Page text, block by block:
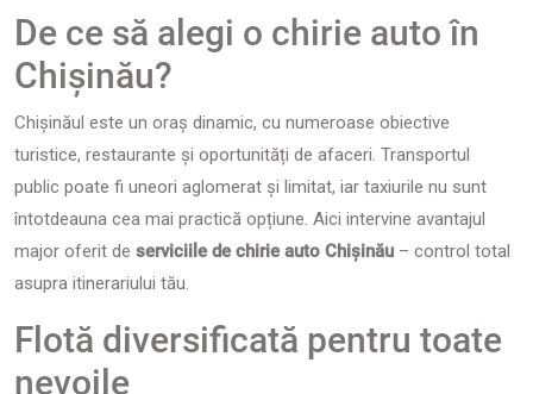
De ce să alegi o chirie auto în
Chișinău?
Chișinăul este un oraș dinamic, cu numeroase obiective
turistice, restaurante și oportunități de afaceri. Transportul
public poate fi uneori aglomerat și limitat, iar taxiurile nu sunt
întotdeauna cea mai practică opțiune. Aici intervine avantajul
major oferit de serviciile de chirie auto Chișinău – control total
asupra itinerariului tău.
Flotă diversificată pentru toate
nevoile